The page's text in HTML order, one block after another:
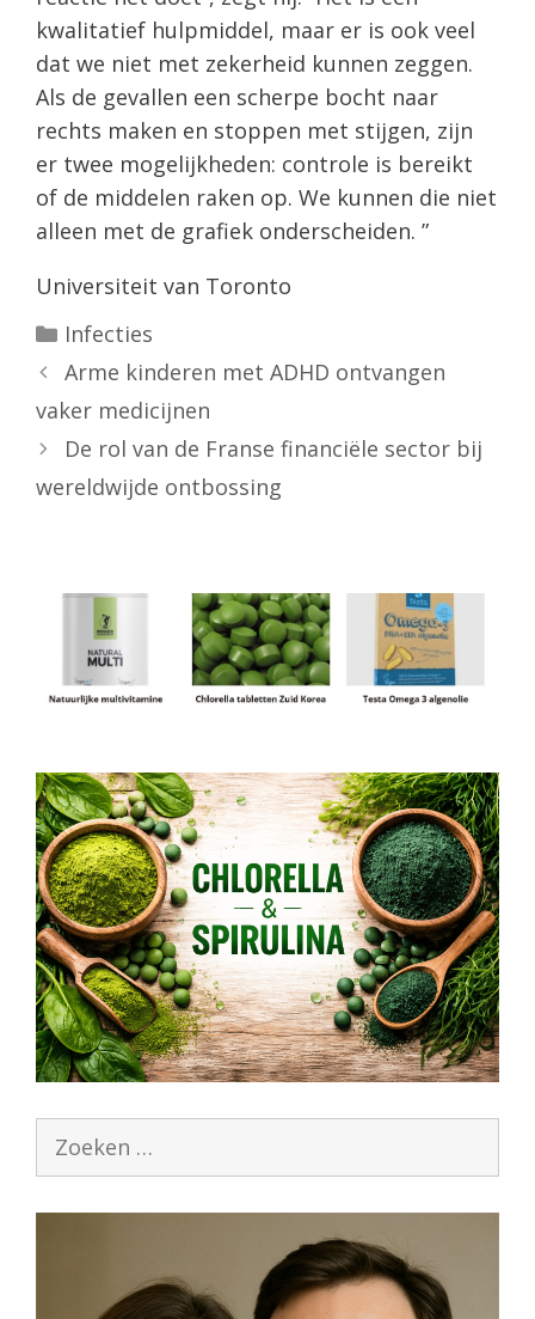
kwalitatief hulpmiddel, maar er is ook veel
dat we niet met zekerheid kunnen zeggen.
Als de gevallen een scherpe bocht naar
rechts maken en stoppen met stijgen, zijn
er twee mogelijkheden: controle is bereikt
of de middelen raken op. We kunnen die niet
alleen met de grafiek onderscheiden. ”
Universiteit van Toronto
Categorieën
Infecties
Arme kinderen met ADHD ontvangen
vaker medicijnen
De rol van de Franse financiële sector bij
wereldwijde ontbossing
Zoek